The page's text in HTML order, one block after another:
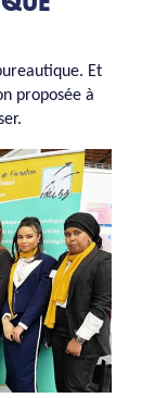
Et
proposée à